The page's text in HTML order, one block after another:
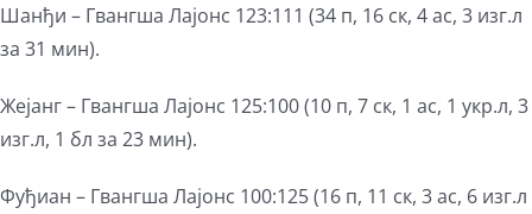
Шанђи – Гвангша Лајонс 123:111 (34 п, 16 ск, 4 ас, 3 изг.л
за 31 мин).
Жејанг – Гвангша Лајонс 125:100 (10 п, 7 ск, 1 ас, 1 укр.л, 3
изг.л, 1 бл за 23 мин).
Фуђиан – Гвангша Лајонс 100:125 (16 п, 11 ск, 3 ас, 6 изг.л